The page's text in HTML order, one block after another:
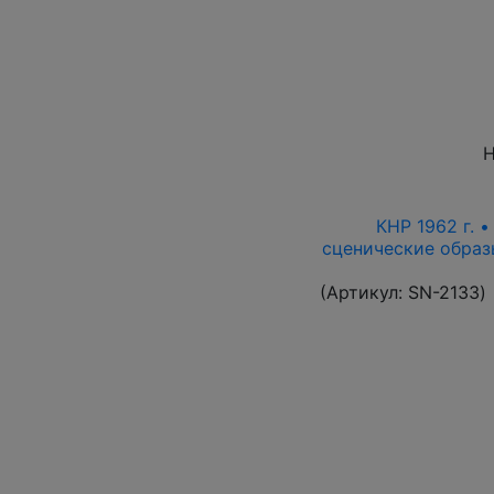
КНР 1962 г. •
сценические
(Артикул: SN-2133)